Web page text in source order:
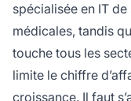
spécialisée en IT
médicales, tandis
touche tous les
limite le chiffre
croissance. Il faut